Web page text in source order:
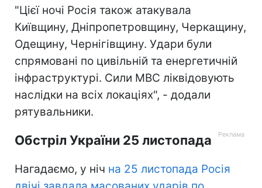
"Цієї ночі Росія також атакувала
Київщину, Дніпропетровщину, Черкащину,
Одещину, Чернігівщину. Удари були
спрямовані по цивільній та енергетичній
інфраструктурі. Сили МВС ліквідовують
наслідки на всіх локаціях", - додали
рятувальники.
Обстріл України 25 листопада
Нагадаємо, у ніч на 25 листопада Росія